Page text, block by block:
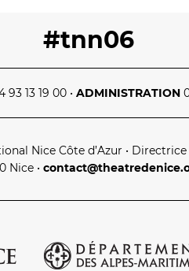
#tnn06
93 13 19 00 • ADMINISTRATION
Nice Côte d’Azur • Directrice
Nice •